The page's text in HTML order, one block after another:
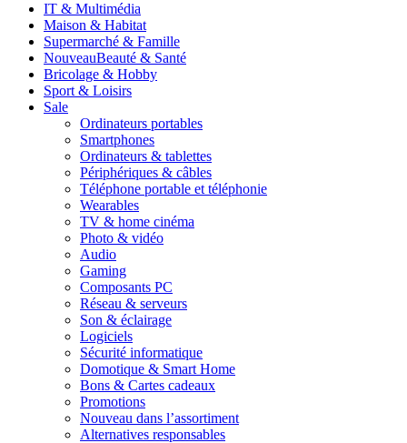
IT & Multimédia
Maison & Habitat
Supermarché & Famille
NouveauBeauté & Santé
Bricolage & Hobby
Sport & Loisirs
Sale
Ordinateurs portables
Smartphones
Ordinateurs & tablettes
Périphériques & câbles
Téléphone portable et téléphonie
Wearables
TV & home cinéma
Photo & vidéo
Audio
Gaming
Composants PC
Réseau & serveurs
Son & éclairage
Logiciels
Sécurité informatique
Domotique & Smart Home
Bons & Cartes cadeaux
Promotions
Nouveau dans l’assortiment
Alternatives responsables